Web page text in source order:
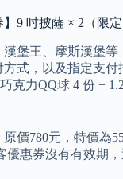
9 吋披薩 × 2（限
堡王、摩斯漢堡
式，以及指定支
克力QQ球 4 份 +
價780元，特價為
惠券沒有有效期